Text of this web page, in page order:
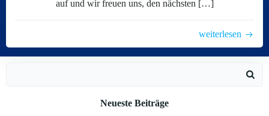
auf und wir freuen uns, den nächsten […]
weiterlesen
Neueste Beiträge